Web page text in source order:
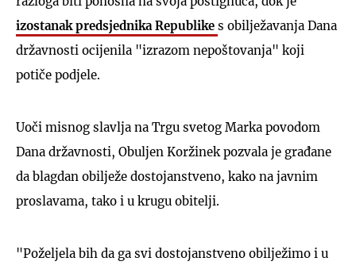
izostanak predsjednika Republike s obilježavanja Dana
državnosti ocijenila "izrazom nepoštovanja" koji
potiče podjele.
Uoči misnog slavlja na Trgu svetog Marka povodom
Dana državnosti, Obuljen Koržinek pozvala je građane
da blagdan obilježe dostojanstveno, kako na javnim
proslavama, tako i u krugu obitelji.
"Poželjela bih da ga svi dostojanstveno obilježimo i u